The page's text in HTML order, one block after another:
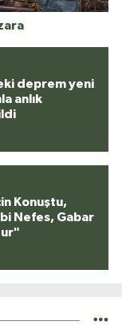
deprem yeni
anlık
Konuştu,
Nefes, Gabar